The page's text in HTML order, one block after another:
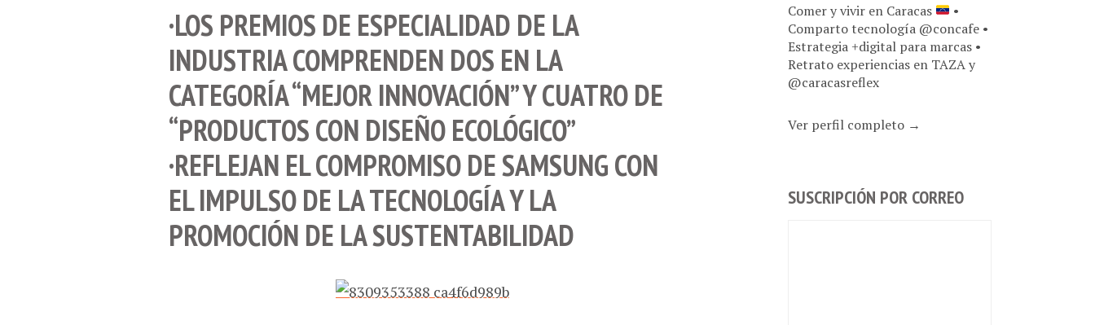
·LOS PREMIOS DE ESPECIALIDAD DE LA
INDUSTRIA COMPRENDEN DOS EN LA
CATEGORÍA “MEJOR INNOVACIÓN” Y CUATRO DE
“PRODUCTOS CON DISEÑO ECOLÓGICO”
·REFLEJAN EL COMPROMISO DE SAMSUNG CON
EL IMPULSO DE LA TECNOLOGÍA Y LA
PROMOCIÓN DE LA SUSTENTABILIDAD
Comer y vivir en Caracas
•
Comparto tecnología @concafe •
Estrategia +digital para marcas •
Retrato experiencias en TAZA y
@caracasreflex
Ver perfil completo →
SUSCRIPCIÓN POR CORREO